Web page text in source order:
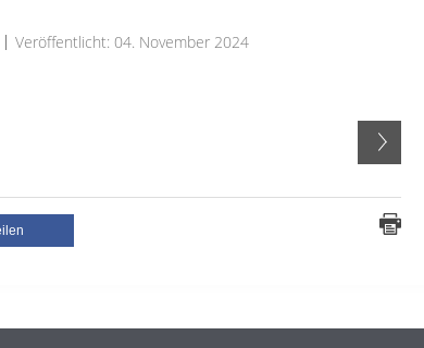
Veröffentlicht: 04. November 2024